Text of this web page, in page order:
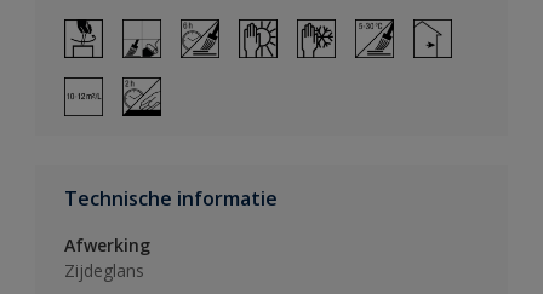
Technische informatie
Afwerking
Zijdeglans